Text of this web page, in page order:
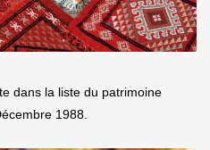
dans la liste du patrimoine
1988.